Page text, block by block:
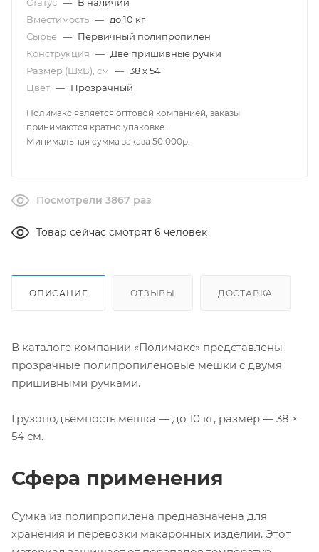
Вместимость — до 10 кг
Сырье — Первичный полипропилен
Конструкция — Две пришивные ручки
Размер (ШxВ), см — 38 х 54
Цвет — Прозрачный
Полимакс является оптовой компанией, заказы
принимаются кратно упаковке.
Минимальная сумма заказа 50 000р.
Посмотрели 3867 раз
Товар сейчас смотрят 6 человек
ОПИСАНИЕ ОТЗЫВЫ ДОСТАВКА
В каталоге компании «Полимакс» представлены
прозрачные полипропиленовые мешки с двумя
пришивными ручками.
Грузоподъёмность мешка — до 10 кг, размер — 38 ×
54 см.
Сфера применения
Сумка из полипропилена предназначена для
хранения и перевозки макаронных изделий. Этот